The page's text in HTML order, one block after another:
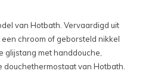
van Hotbath. Vervaardigd uit
chroom of geborsteld nikkel
glijstang met handdouche,
douchethermostaat van Hotbath.